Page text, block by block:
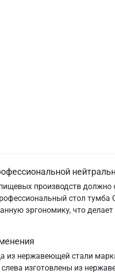
производств должно
стол
эргономику, что
из нержавеющей стали
изготовлены из